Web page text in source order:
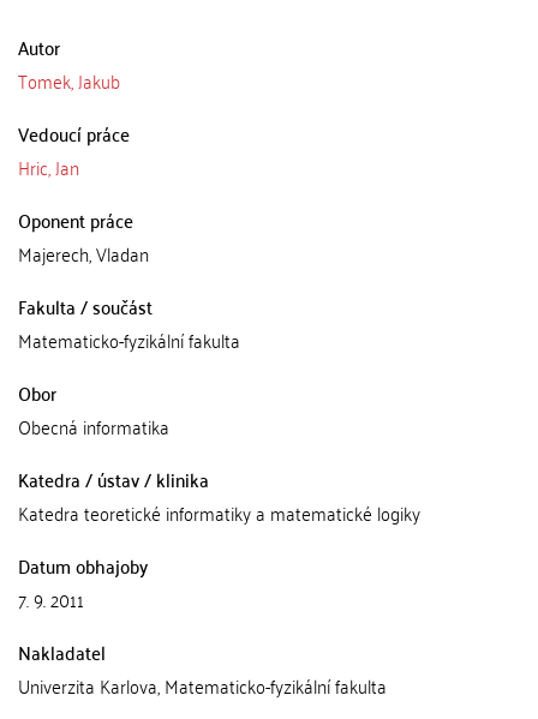
Autor
Tomek, Jakub
Vedoucí práce
Hric, Jan
Oponent práce
Majerech, Vladan
Fakulta / součást
Matematicko-fyzikální fakulta
Obor
Obecná informatika
Katedra / ústav / klinika
Katedra teoretické informatiky a matematické logiky
Datum obhajoby
7. 9. 2011
Nakladatel
Univerzita Karlova, Matematicko-fyzikální fakulta